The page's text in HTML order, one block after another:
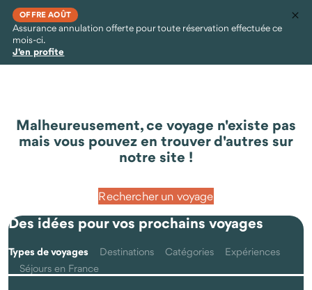
OFFRE AOÛT
Assurance annulation offerte pour toute réservation effectuée ce
mois-ci.
J'en profite
Malheureusement, ce voyage n'existe pas
mais vous pouvez en trouver d'autres sur
notre site !
Rechercher un voyage
Des idées pour vos prochains voyages
Types de voyages Destinations Catégories
Expériences
Séjours en France